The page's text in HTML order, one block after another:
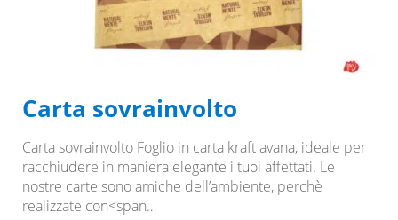
Carta sovrainvolto
Carta sovrainvolto Foglio in carta kraft avana, ideale per
racchiudere in maniera elegante i tuoi affettati. Le
nostre carte sono amiche dell’ambiente, perchè
realizzate con<span…